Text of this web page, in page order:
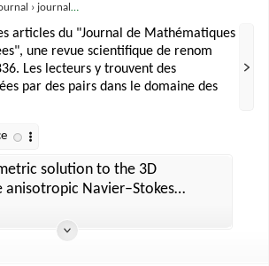
› journal-de-mathematiques-pures-et-appliquees
articles du "Journal de Mathématiques
une revue scientifique de renom
Les lecteurs y trouvent des
par des pairs dans le domaine des
solution to the 3D
anisotropic Navier–Stokes